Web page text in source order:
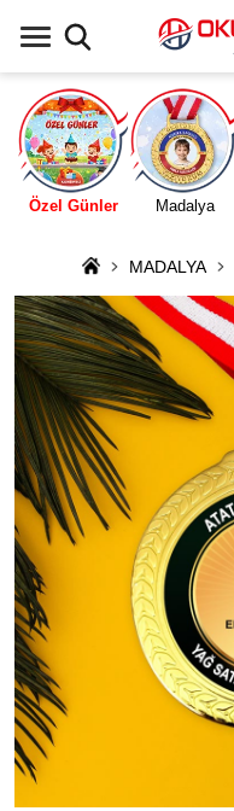
Özel Günler Madalya
MADALYA